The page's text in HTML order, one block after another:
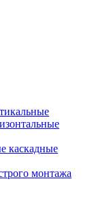
каскадные
монтажа